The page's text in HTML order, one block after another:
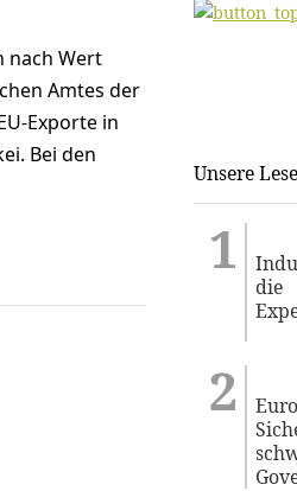
nach Wert
Amtes der
Exporte in
Bei den
Unsere
die